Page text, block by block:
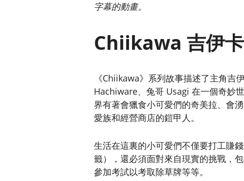
字幕的動畫。
Chiikawa 吉伊
《Chiikawa》系列故事描述了主角吉
Hachiware、兔哥 Usagi 在一個奇妙
界有著會獵食小可愛們的奇美拉、會
愛族和經營商店的鎧甲人。
生活在這裏的小可愛們不僅要打工賺
籤），還必須面對來自現實的挑戰，
參加考試以考取除草牌等等。